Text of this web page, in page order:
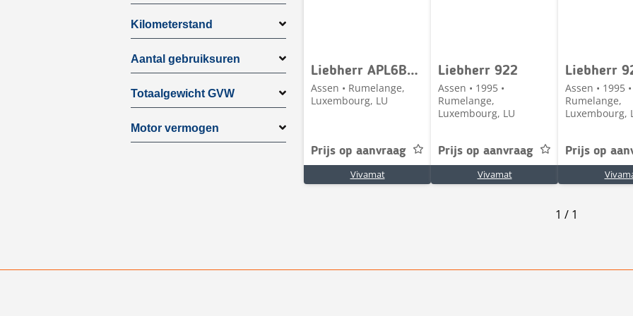
Kilometerstand
Aantal gebruiksuren
Totaalgewicht GVW
Motor vermogen
Liebherr APL6B765 -A912 A914 A924
Assen • Rumelange,
Luxembourg, LU
Prijs op aanvraag
Vivamat
Liebherr 922
Assen • 1995 •
Rumelange,
Luxembourg, LU
Prijs op aanvraag
Vivamat
Liebherr
Assen • 1995 •
Rumelange,
Luxembourg,
Prijs op
1 / 1